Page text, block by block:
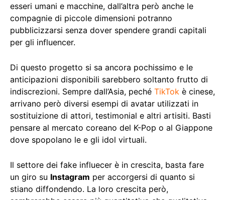
esseri umani e macchine, dall’altra però anche le
compagnie di piccole dimensioni potranno
pubblicizzarsi senza dover spendere grandi capitali
per gli influencer.
Di questo progetto si sa ancora pochissimo e le
anticipazioni disponibili sarebbero soltanto frutto di
indiscrezioni. Sempre dall’Asia, peché TikTok è cinese,
arrivano però diversi esempi di avatar utilizzati in
sostituizione di attori, testimonial e altri artisiti. Basti
pensare al mercato coreano del K-Pop o al Giappone
dove spopolano le e gli idol virtuali.
Il settore dei fake influecer è in crescita, basta fare
un giro su Instagram per accorgersi di quanto si
stiano diffondendo. La loro crescita però,